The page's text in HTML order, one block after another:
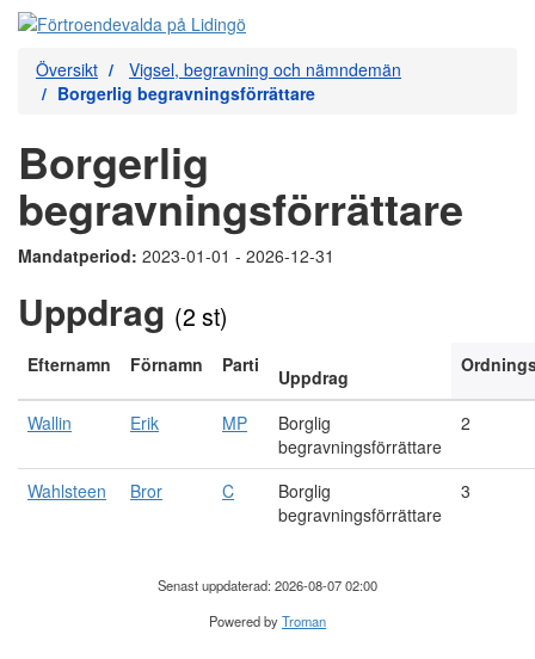
Översikt
Vigsel, begravning och nämndemän
Borgerlig begravningsförrättare
Borgerlig
begravningsförrättare
Mandatperiod: 2023-01-01 - 2026-12-31
Uppdrag (2 st)
Efternamn Förnamn Parti
Uppdrag
Wallin Erik MP
Borglig
begravningsförrättare
2
Wahlsteen Bror C
Borglig
begravningsförrättare
3
Senast uppdaterad: 2026-08-07 02:00
Powered byTroman